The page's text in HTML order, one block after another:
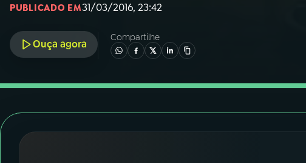
03PROGRAMAÇÃO
PROGRAMAS
PUBLICADO EM31/03/2016, 23:42
Ouça agora
Compartilhe